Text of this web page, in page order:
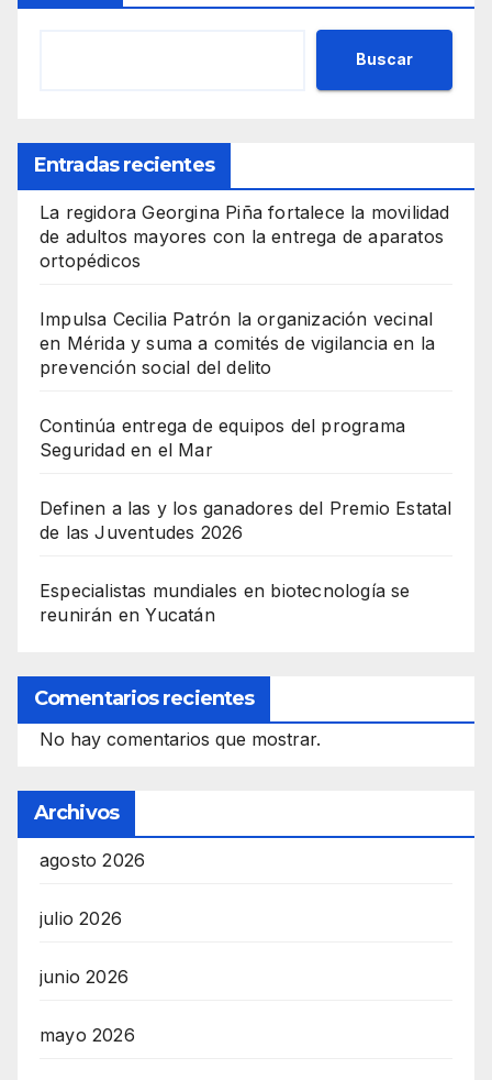
Buscar
Entradas recientes
La regidora Georgina Piña fortalece la movilidad
de adultos mayores con la entrega de aparatos
ortopédicos
Impulsa Cecilia Patrón la organización vecinal
en Mérida y suma a comités de vigilancia en la
prevención social del delito
Continúa entrega de equipos del programa
Seguridad en el Mar
Definen a las y los ganadores del Premio Estatal
de las Juventudes 2026
Especialistas mundiales en biotecnología se
reunirán en Yucatán
Comentarios recientes
No hay comentarios que mostrar.
Archivos
agosto 2026
julio 2026
junio 2026
mayo 2026